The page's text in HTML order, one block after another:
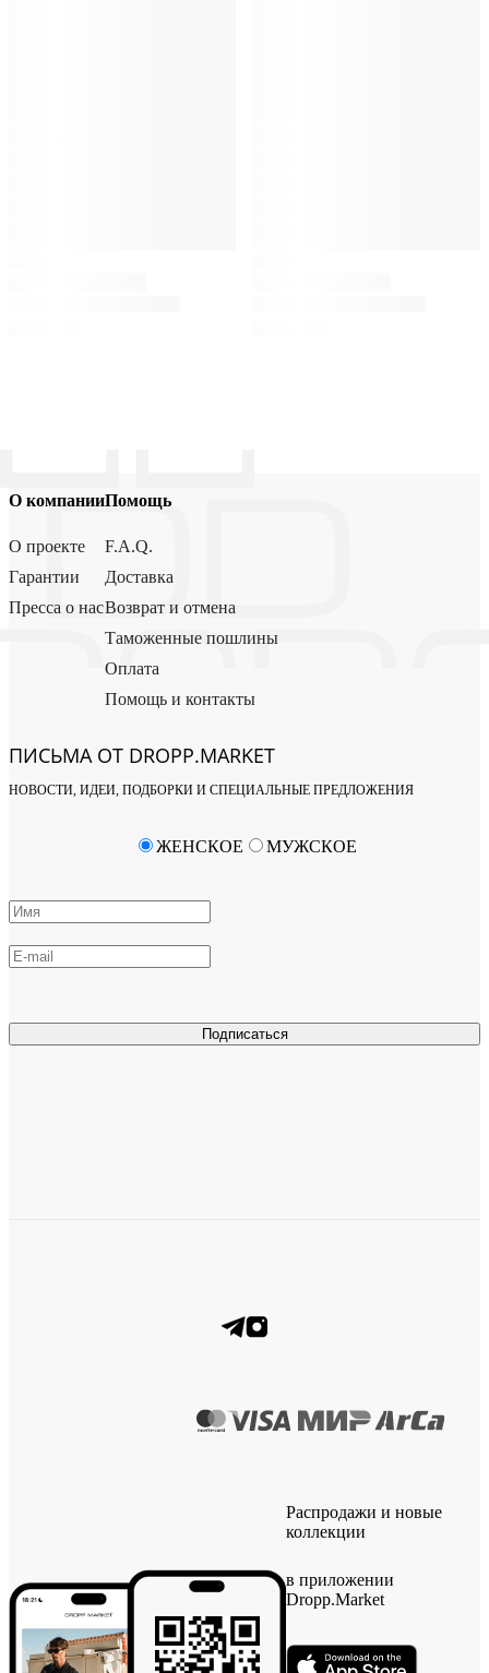
О компании
О проекте
Гарантии
Пресса о нас
Помощь
F.A.Q.
Доставка
Возврат и отмена
Таможенные пошлины
Оплата
Помощь и контакты
ПИСЬМА ОТ DROPP.MARKET
НОВОСТИ, ИДЕИ, ПОДБОРКИ И СПЕЦИАЛЬНЫЕ ПРЕДЛОЖЕНИЯ
Подписаться
ЖЕНСКОЕ МУЖСКОЕ
Распродажи и новые
коллекции
в приложении
Dropp.Market